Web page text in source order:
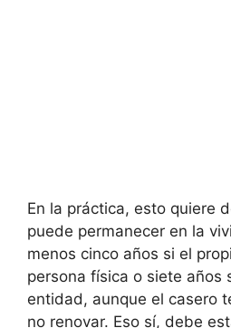
En la práctica, esto quiere
puede permanecer en la
menos cinco años si el
persona física o siete años
entidad, aunque el casero
no renovar. Eso sí, debe